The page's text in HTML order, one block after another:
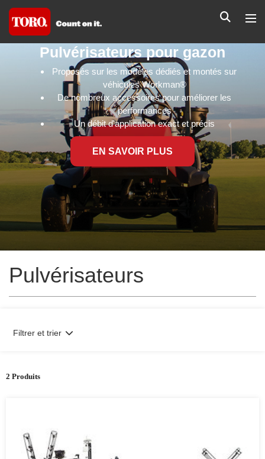
Pulvérisateurs pour gazon
Proposés sur les modèles dédiés et montés sur
véhicules Workman®
De nombreux accessoires pour améliorer les
performances
Un débit d'application exact et précis
EN SAVOIR PLUS
Pulvérisateurs
2 Produits
Filtrer et trier